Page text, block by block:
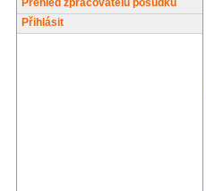
Přehled zpracovatelů posudků
Přihlásit